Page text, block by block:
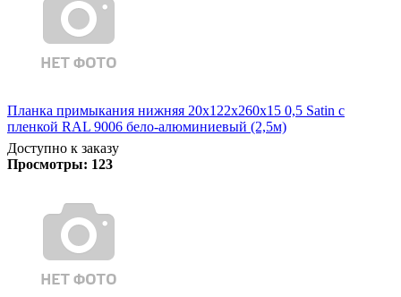
Планка примыкания нижняя 20х122х260х15 0,5 Satin с
пленкой RAL 9006 бело-алюминиевый (2,5м)
Доступно к заказу
Просмотры: 123